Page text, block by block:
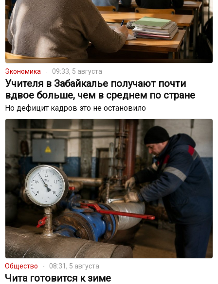
Экономика 09:33, 5 августа
Учителя в Забайкалье получают почти
вдвое больше, чем в среднем по стране
Но дефицит кадров это не остановило
Общество 08:31, 5 августа
Чита готовится к зиме